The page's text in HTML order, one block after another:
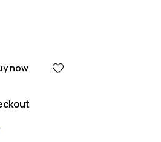
now